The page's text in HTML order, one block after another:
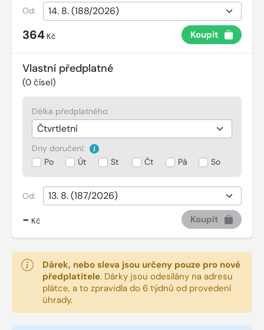
Od:
364 Kč Koupit
Vlastní předplatné
(0 čísel)
Délka předplatného:
Dny doručení:
Po
Út St Čt Pá So
Od:
- Kč Koupit
Dárek, nebo sleva jsou určeny pouze pro nové
předplatitele. Dárky jsou odesílány na adresu
plátce, a to zpravidla do 6 týdnů od provedení
úhrady.